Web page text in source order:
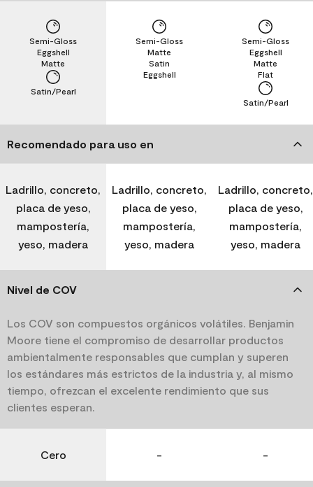
Satin/Pearl
Matte
Eggshell
Semi-Gloss
Eggshell
Satin
Matte
Semi-Gloss
Satin/Pearl
Flat
Matte
Eggshell
Semi-Gloss
Recomendado para uso en
Ladrillo, concreto,
placa de yeso,
mampostería,
yeso, madera
Ladrillo, concreto,
placa de yeso,
mampostería,
yeso, madera
Ladrillo, concreto,
placa de yeso,
mampostería,
yeso, madera
Nivel de COV
Los COV son compuestos orgánicos volátiles. Benjamin
Moore tiene el compromiso de desarrollar productos
ambientalmente responsables que cumplan y superen
los estándares más estrictos de la industria y, al mismo
tiempo, ofrezcan el excelente rendimiento que sus
clientes esperan.
Cero - -